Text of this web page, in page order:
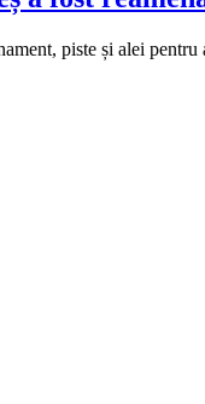
piste și alei